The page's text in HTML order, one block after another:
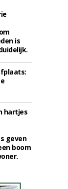
is
hartjes
geven
boom